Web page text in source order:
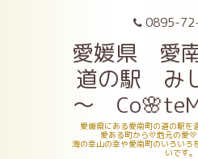
0895-
愛媛県 愛
道の駅 み
～
愛媛県にある愛南町の道の駅を
愛ある町から💛地元の愛💛
海の幸山の幸や愛南町のいろいろ
いです。